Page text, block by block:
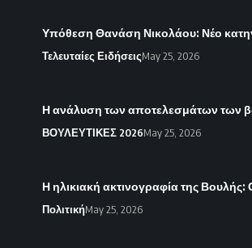
Υπόθεση Θανάση Νικολάου: Νέο
Τελευταίες ΕιδήσειςMay 25, 2026
Η ανάλυση των αποτελεσμάτων των
ΒΟΥΛΕΥΤΙΚΕΣ 2026May 25, 2026
Η ηλικιακή ακτινογραφία της Βουλής:
ΠολιτικήMay 25, 2026